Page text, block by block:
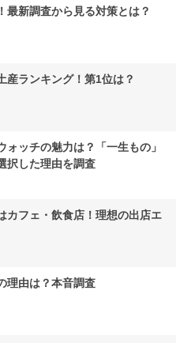
最新調査から見る対策とは？
産ランキング！第1位は？
ッチの魅力は？「一生もの」
択した理由を調査
カフェ・飲食店！理想の出店エ
理由は？本音調査